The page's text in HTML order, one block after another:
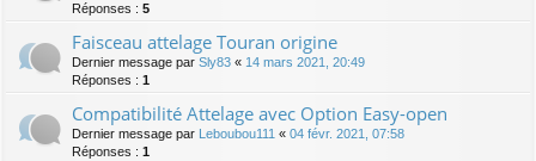
Réponses : 5
Faisceau attelage Touran origine
Dernier message par Sly83 « 14 mars 2021, 20:49
Réponses : 1
Compatibilité Attelage avec Option Easy-open
Dernier message par Leboubou111 « 04 févr. 2021, 07:58
Réponses : 1